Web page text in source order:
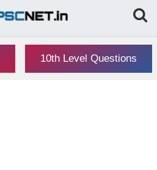
10th Level Questions